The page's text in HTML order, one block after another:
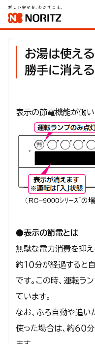
お湯は使え
勝手に消える
表示の節電機能が働い
●表示の節電とは
無駄な電力消費を抑え
約１０分が経過すると
です。この時、運転ラ
ています。
なお、ふろ自動や追い
使った場合は、約６０